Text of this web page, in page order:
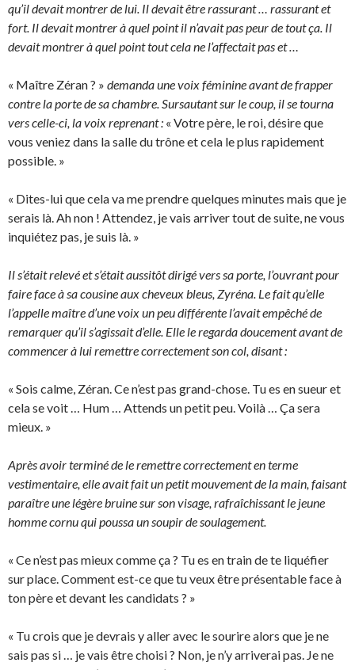
qu’il devait montrer de lui. Il devait être rassurant … rassurant et
fort. Il devait montrer à quel point il n’avait pas peur de tout ça. Il
devait montrer à quel point tout cela ne l’affectait pas et …
« Maître Zéran ? » demanda une voix féminine avant de frapper
contre la porte de sa chambre. Sursautant sur le coup, il se tourna
vers celle-ci, la voix reprenant : « Votre père, le roi, désire que
vous veniez dans la salle du trône et cela le plus rapidement
possible. »
« Dites-lui que cela va me prendre quelques minutes mais que je
serais là. Ah non ! Attendez, je vais arriver tout de suite, ne vous
inquiétez pas, je suis là. »
Il s’était relevé et s’était aussitôt dirigé vers sa porte, l’ouvrant pour
faire face à sa cousine aux cheveux bleus, Zyréna. Le fait qu’elle
l’appelle maître d’une voix un peu différente l’avait empêché de
remarquer qu’il s’agissait d’elle. Elle le regarda doucement avant de
commencer à lui remettre correctement son col, disant :
« Sois calme, Zéran. Ce n’est pas grand-chose. Tu es en sueur et
cela se voit … Hum … Attends un petit peu. Voilà … Ça sera
mieux. »
Après avoir terminé de le remettre correctement en terme
vestimentaire, elle avait fait un petit mouvement de la main, faisant
paraître une légère bruine sur son visage, rafraîchissant le jeune
homme cornu qui poussa un soupir de soulagement.
« Ce n’est pas mieux comme ça ? Tu es en train de te liquéfier
sur place. Comment est-ce que tu veux être présentable face à
ton père et devant les candidats ? »
« Tu crois que je devrais y aller avec le sourire alors que je ne
sais pas si … je vais être choisi ? Non, je n’y arriverai pas. Je ne